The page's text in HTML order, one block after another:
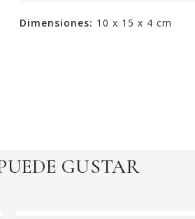
Dimensiones: 10 x 15 x 4 cm
GUSTAR